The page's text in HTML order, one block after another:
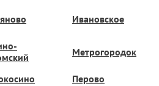
Ивановское
Метрогородок
Перово